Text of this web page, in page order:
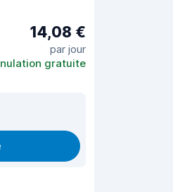
14,08 €
par jour
gratuite